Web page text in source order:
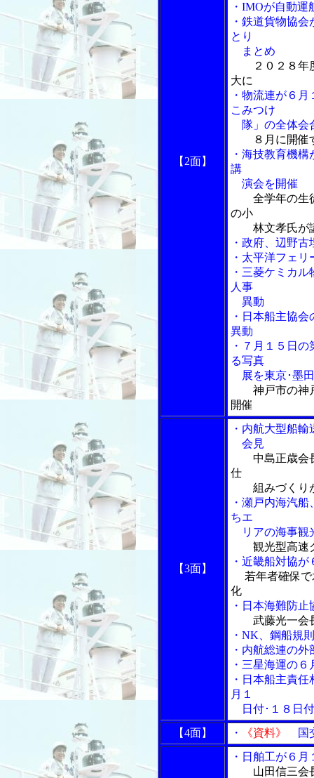
【2面】
・IMOが自動
・鉄道貨物協
とり
まとめ
２０２８
大に
・物流連が６
こみつけ
隊」の全体会
８月に開催
・海技教育機
講
演会を開催
全学年の生
の小
林文孝氏が
・政府、辺野
・太平洋フェ
・三菱ケミカ
人事
異動
・日本船主協
異動
・７月１５日
る写真
展を東京･墨
神戸市の神
開催
【3面】
・内航大型船
会見
中島正歳会
仕
組みづくり
・瀬戸内海汽
ちエ
リアの海事観
観光型高速
・近畿船対協
若年者確保
化
・日本海難防
武藤光一会
・NK、鋼船規
・内航総連の
・三星海運の
・日本船主責
月１
日付･１８日
【4面】
・ 《資料》 国
・日舶工が６
山田信三会